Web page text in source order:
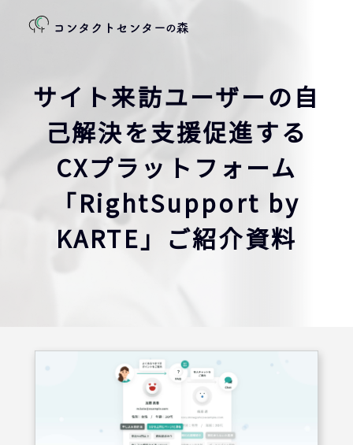
サイト来訪ユーザーの自
己解決を支援促進する
CXプラットフォーム
「RightSupport by
KARTE」ご紹介資料